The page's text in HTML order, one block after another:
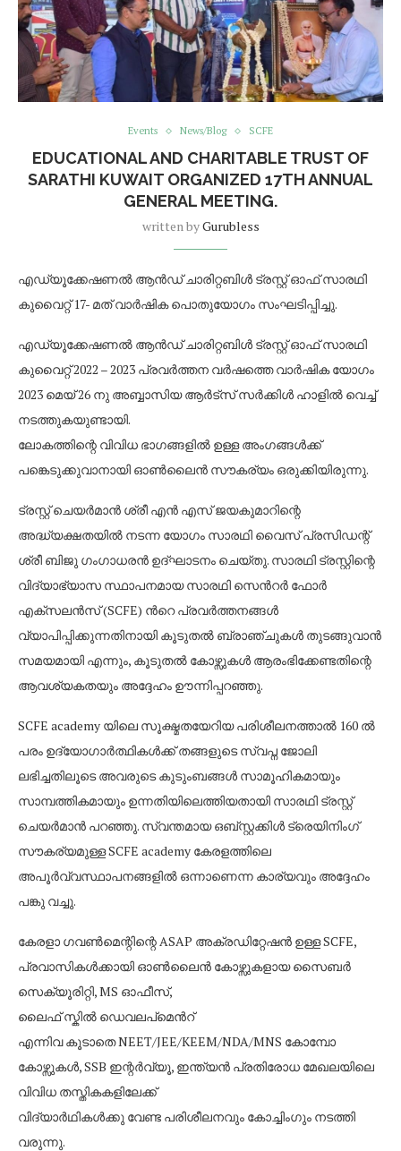
Events News/Blog SCFE
EDUCATIONAL AND CHARITABLE TRUST OF
SARATHI KUWAIT ORGANIZED 17TH ANNUAL
GENERAL MEETING.
written byGurubless
എഡ്യൂക്കേഷണൽ ആൻഡ് ചാരിറ്റബിൾ ട്രസ്റ്റ് ഓഫ് സാരഥി
കുവൈറ്റ് 17- മത് വാർഷിക പൊതുയോഗം സംഘടിപ്പിച്ചു.
എഡ്യൂക്കേഷണൽ ആൻഡ് ചാരിറ്റബിൾ ട്രസ്റ്റ് ഓഫ് സാരഥി
കുവൈറ്റ് 2022 – 2023 പ്രവർത്തന വർഷത്തെ വാർഷിക യോഗം
2023 മെയ് 26 നു അബ്ബാസിയ ആർട്സ് സർക്കിൾ ഹാളിൽ വെച്ച്
നടത്തുകയുണ്ടായി.
ലോകത്തിന്റെ വിവിധ ഭാഗങ്ങളിൽ ഉള്ള അംഗങ്ങൾക്ക്
പങ്കെടുക്കുവാനായി ഓൺലൈൻ സൗകര്യം ഒരുക്കിയിരുന്നു.
ട്രസ്റ്റ് ചെയർമാൻ ശ്രീ എൻ എസ് ജയകുമാറിന്റെ
അദ്ധ്യക്ഷതയിൽ നടന്ന യോഗം സാരഥി വൈസ് പ്രസിഡന്റ്
ശ്രീ ബിജു ഗംഗാധരൻ ഉദ്ഘാടനം ചെയ്തു. സാരഥി ട്രസ്റ്റിന്റെ
വിദ്യാഭ്യാസ സ്ഥാപനമായ സാരഥി സെൻറർ ഫോർ
എക്സലൻസ് (SCFE) ൻറെ പ്രവർത്തനങ്ങൾ
വ്യാപിപ്പിക്കുന്നതിനായി കൂടുതൽ ബ്രാഞ്ചുകൾ തുടങ്ങുവാൻ
സമയമായി എന്നും, കൂടുതൽ കോഴ്സുകൾ ആരംഭിക്കേണ്ടതിന്റെ
ആവശ്യകതയും അദ്ദേഹം ഊന്നിപ്പറഞ്ഞു.
SCFE academy യിലെ സൂക്ഷ്മതയേറിയ പരിശീലനത്താൽ 160 ൽ
പരം ഉദ്യോഗാർത്ഥികൾക്ക് തങ്ങളുടെ സ്വപ്ന ജോലി
ലഭിച്ചതിലൂടെ അവരുടെ കുടുംബങ്ങൾ സാമൂഹികമായും
സാമ്പത്തികമായും ഉന്നതിയിലെത്തിയതായി സാരഥി ട്രസ്റ്റ്
ചെയർമാൻ പറഞ്ഞു. സ്വന്തമായ ഒബ്സ്റ്റക്കിൾ ട്രെയിനിംഗ്
സൗകര്യമുള്ള SCFE academy കേരളത്തിലെ
അപൂർവ്വസ്ഥാപനങ്ങളിൽ ഒന്നാണെന്ന കാര്യവും അദ്ദേഹം
പങ്കു വച്ചു.
കേരളാ ഗവൺമെന്റിന്റെ ASAP അക്രഡിറ്റേഷൻ ഉള്ള SCFE,
പ്രവാസികൾക്കായി ഓൺലൈൻ കോഴ്സുകളായ സൈബർ
സെക്യൂരിറ്റി, MS ഓഫീസ്,
ലൈഫ് സ്കിൽ ഡെവലപ്മെൻറ്
എന്നിവ കൂടാതെ NEET/JEE/KEEM/NDA/MNS കോമ്പോ
കോഴ്സുകൾ, SSB ഇന്റർവ്യൂ, ഇന്ത്യൻ പ്രതിരോധ മേഖലയിലെ
വിവിധ തസ്തികകളിലേക്ക്
വിദ്യാർഥികൾക്കു വേണ്ട പരിശീലനവും കോച്ചിംഗും നടത്തി
വരുന്നു.